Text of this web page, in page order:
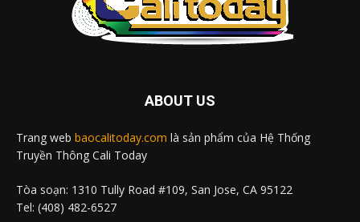
ABOUT US
Trang web baocalitoday.com là sản phẩm của Hệ Thống
Truyền Thông Cali Today
Tòa soạn: 1310 Tully Road #109, San Jose, CA 95122
Tel: (408) 482-6527